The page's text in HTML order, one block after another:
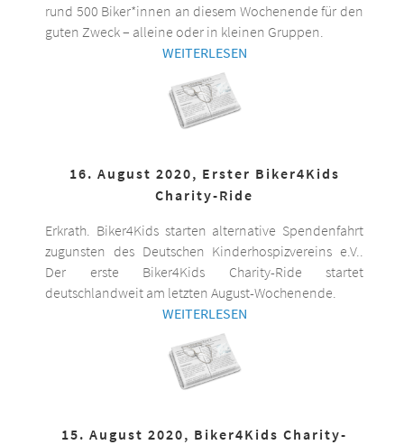
rund 500 Biker*innen an diesem Wochenende für den
guten Zweck – alleine oder in kleinen Gruppen.
WEITERLESEN
16. August 2020, Erster Biker4Kids
Charity-Ride
Erkrath. Biker4Kids starten alternative Spendenfahrt
zugunsten des Deutschen Kinderhospizvereins e.V..
Der erste Biker4Kids Charity-Ride startet
deutschlandweit am letzten August-Wochenende.
WEITERLESEN
15. August 2020, Biker4Kids Charity-